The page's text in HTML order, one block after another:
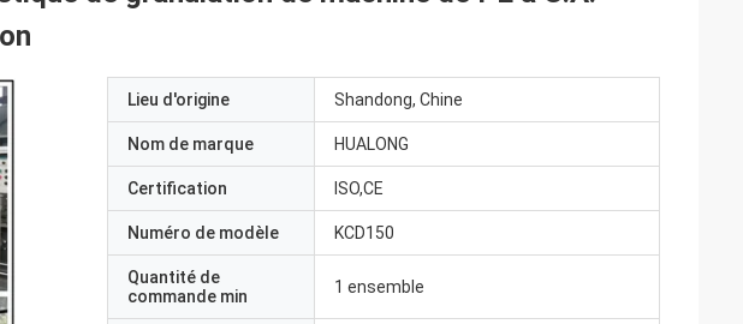
Lieu d'origine Shandong, Chine
Nom de marque HUALONG
Certification ISO,CE
Numéro de modèle KCD150
Quantité de
commande min
1 ensemble